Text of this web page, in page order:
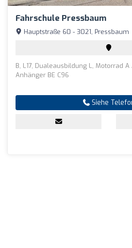
Fahrschule Pressbaum
Hauptstraße 60 - 3021, Pressbaum
B, L17, Dualeausbildung L, Motorrad A
Anhänger BE C96
Siehe